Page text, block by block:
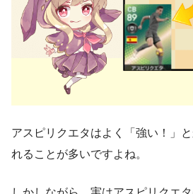
アスピリクエタはよく「強い！」
れることが多いですよね。